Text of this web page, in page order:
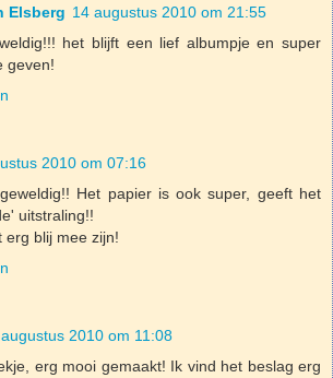
Elsberg 14 augustus 2010 om 21:55
het blijft een lief albumpje en super
geven!
2010 om 07:16
Het papier is ook super, geeft het
uitstraling!!
erg blij mee zijn!
2010 om 11:08
erg mooi gemaakt! Ik vind het beslag erg